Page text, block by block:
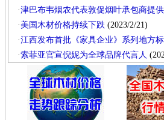
·津巴布韦烟农代表敦促烟叶承包商提
· 美国木材价格持续下跌 (2023/2/21)
·江西发布首批《家具企业》系列地方
·索菲亚官宣倪妮为全球品牌代言人